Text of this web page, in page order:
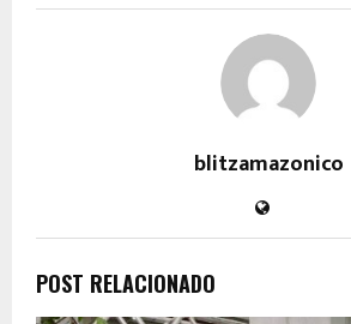
blitzamazonico
POST RELACIONADO